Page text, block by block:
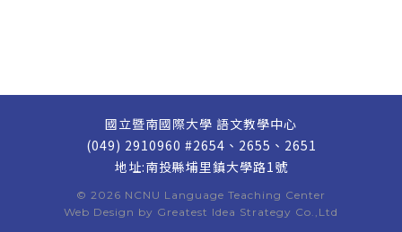
國立暨南國際大學 語文教學中心
(049) 2910960 #2654、2655、2651
地址:南投縣埔里鎮大學路1號
© 2026 NCNU Language Teaching Center
Web Design by Greatest Idea Strategy Co.,Ltd